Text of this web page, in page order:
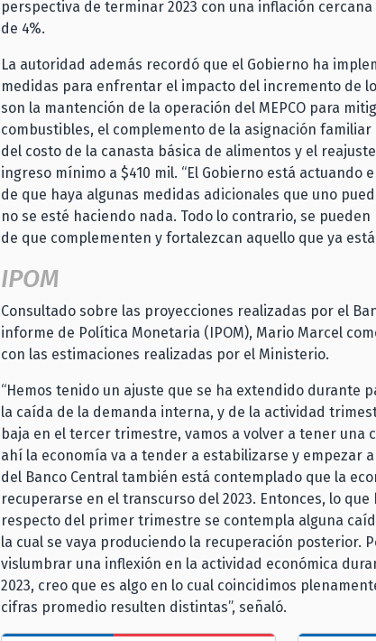
perspectiva de terminar 2023 con una inflación
de 4%.
La autoridad además recordó que el Gobierno ha
medidas para enfrentar el impacto del incremento de
son la mantención de la operación del MEPCO para
combustibles, el complemento de la asignación
del costo de la canasta básica de alimentos y el
ingreso mínimo a $410 mil. “El Gobierno está actuando
de que haya algunas medidas adicionales que uno
no se esté haciendo nada. Todo lo contrario, se
de que complementen y fortalezcan aquello que ya
IPOM
Consultado sobre las proyecciones realizadas por el
informe de Política Monetaria (IPOM), Mario Marcel
con las estimaciones realizadas por el Ministerio.
“Hemos tenido un ajuste que se ha extendido durante
la caída de la demanda interna, y de la actividad
baja en el tercer trimestre, vamos a volver a tener una
ahí la economía va a tender a estabilizarse y empezar
del Banco Central también está contemplado que la
recuperarse en el transcurso del 2023. Entonces, lo
respecto del primer trimestre se contempla alguna
la cual se vaya produciendo la recuperación posterior.
vislumbrar una inflexión en la actividad económica
2023, creo que es algo en lo cual coincidimos
cifras promedio resulten distintas”, señaló.